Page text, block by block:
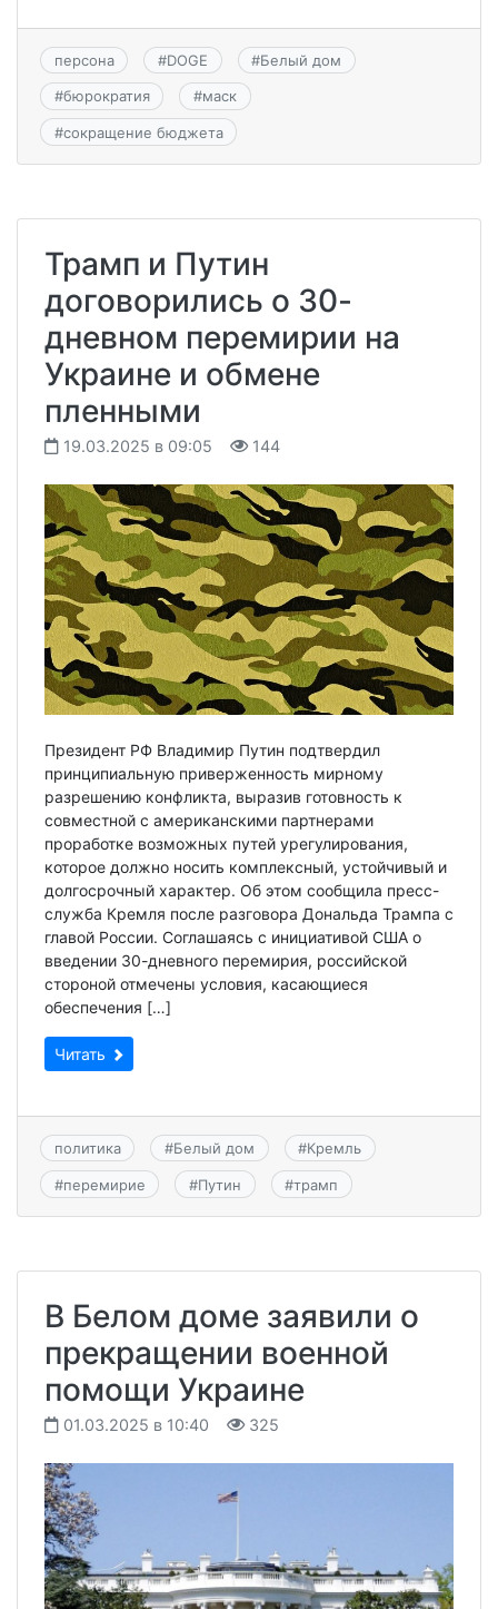
персона #DOGE #Белый дом
#бюрократия #маск
#сокращение бюджета
Трамп и Путин
договорились о 30-
дневном перемирии на
Украине и обмене
пленными
19.03.2025 в 09:05 144
Президент РФ Владимир Путин подтвердил
принципиальную приверженность мирному
разрешению конфликта, выразив готовность к
совместной с американскими партнерами
проработке возможных путей урегулирования,
которое должно носить комплексный, устойчивый и
долгосрочный характер. Об этом сообщила пресс-
служба Кремля после разговора Дональда Трампа с
главой России. Соглашаясь с инициативой США о
введении 30-дневного перемирия, российской
стороной отмечены условия, касающиеся
обеспечения […]
Читать
политика #Белый дом #Кремль
#перемирие #Путин #трамп
В Белом доме заявили о
прекращении военной
помощи Украине
01.03.2025 в 10:40 325